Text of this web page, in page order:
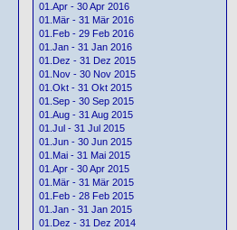
01.Apr - 30 Apr 2016
01.Mär - 31 Mär 2016
01.Feb - 29 Feb 2016
01.Jan - 31 Jan 2016
01.Dez - 31 Dez 2015
01.Nov - 30 Nov 2015
01.Okt - 31 Okt 2015
01.Sep - 30 Sep 2015
01.Aug - 31 Aug 2015
01.Jul - 31 Jul 2015
01.Jun - 30 Jun 2015
01.Mai - 31 Mai 2015
01.Apr - 30 Apr 2015
01.Mär - 31 Mär 2015
01.Feb - 28 Feb 2015
01.Jan - 31 Jan 2015
01.Dez - 31 Dez 2014